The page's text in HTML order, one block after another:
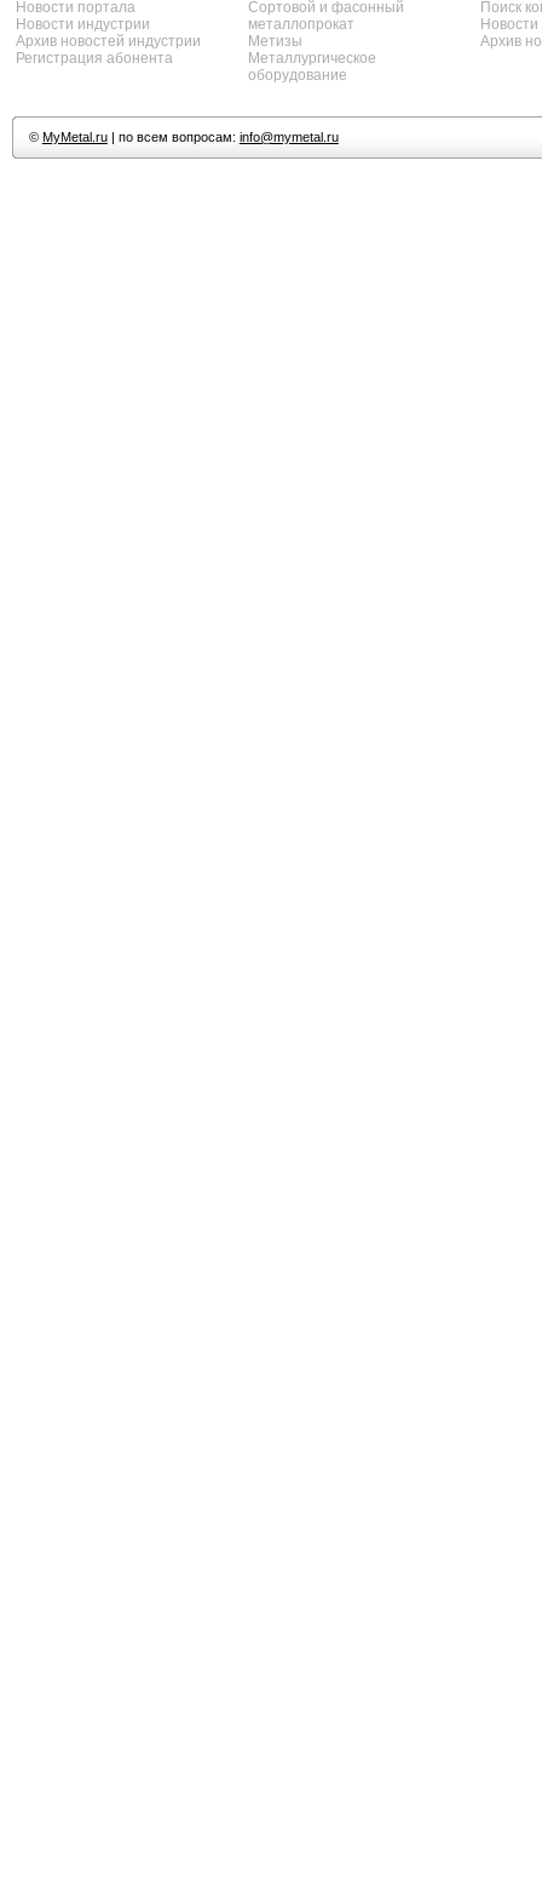
Новости портала
Новости индустрии
Архив новостей индустрии
Регистрация абонента
Сортовой и фасонный
металлопрокат
Метизы
Металлургическое
оборудование
Поиск
Архив
© MyMetal.ru| по всем вопросам: info@mymetal.ru